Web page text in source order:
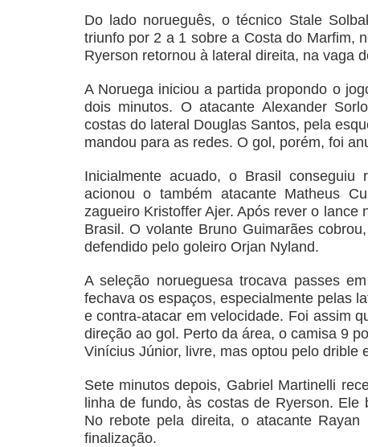
Do lado norueguês, o técnico Stale
triunfo por 2 a 1 sobre a Costa do Marfim,
Ryerson retornou à lateral direita, na vaga
A Noruega iniciou a partida propondo o
dois minutos. O atacante Alexander
costas do lateral Douglas Santos, pela
mandou para as redes. O gol, porém, foi
Inicialmente acuado, o Brasil conseguiu
acionou o também atacante Matheus
zagueiro Kristoffer Ajer. Após rever o
Brasil. O volante Bruno Guimarães
defendido pelo goleiro Orjan Nyland.
A seleção norueguesa trocava passes
fechava os espaços, especialmente pelas
e contra-atacar em velocidade. Foi assim
direção ao gol. Perto da área, o camisa 9
Vinícius Júnior, livre, mas optou pelo drible
Sete minutos depois, Gabriel Martinelli
linha de fundo, às costas de Ryerson.
No rebote pela direita, o atacante
finalização.